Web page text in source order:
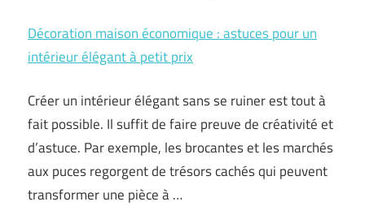
Décoration maison économique : astuces pour un
intérieur élégant à petit prix
Créer un intérieur élégant sans se ruiner est tout à
fait possible. Il suffit de faire preuve de créativité et
d’astuce. Par exemple, les brocantes et les marchés
aux puces regorgent de trésors cachés qui peuvent
transformer une pièce à …